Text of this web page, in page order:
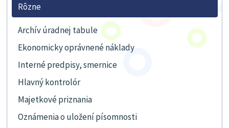
Rôzne
Archív úradnej tabule
Ekonomicky oprávnené náklady
Interné predpisy, smernice
Hlavný kontrolór
Majetkové priznania
Oznámenia o uložení písomnosti